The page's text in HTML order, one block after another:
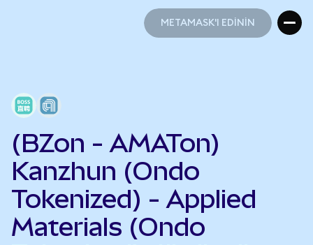
METAMASK'I EDİNİN
(BZon - AMATon)
Kanzhun (Ondo
Tokenized) - Applied
Materials (Ondo